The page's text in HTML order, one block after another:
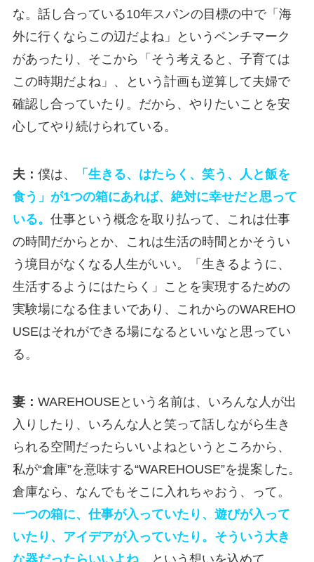
な。話し合っている10年スパンの目標の中で「海
外に行くならこの辺だよね」というベンチマーク
があったり、そこから「そう考えると、子育ては
この時期だよね」、という計画も逆算して夫婦で
確認し合っていたり。だから、やりたいことを安
心してやり続けられている。
夫： 僕は、
「生きる、はたらく、笑う、人と飯を
食う」が1つの箱にあれば、絶対に幸せだと思って
いる。 仕事という概念を取り払って、これは仕事
の時間だからとか、これは生活の時間とかそうい
う境目がなくなる人生がいい。「生きるように、
生活するようにはたらく」ことを実現するための
実験場になる住まいであり、これからのWAREHO
USEはそれができる場になるといいなと思ってい
る。
妻： WAREHOUSEという名前は、いろんな人が出
入りしたり、いろんな人と笑って話しながら生き
られる空間だったらいいよねというところから、
私が“倉庫”を意味する“WAREHOUSE”を提案した。
倉庫なら、なんでもそこに入れちゃおう、って。
一つの箱に、仕事が入っていたり、遊びが入って
いたり、アイデアが入っていたり。そういう大き
な器だったらいいよね、
という想いを込めて。